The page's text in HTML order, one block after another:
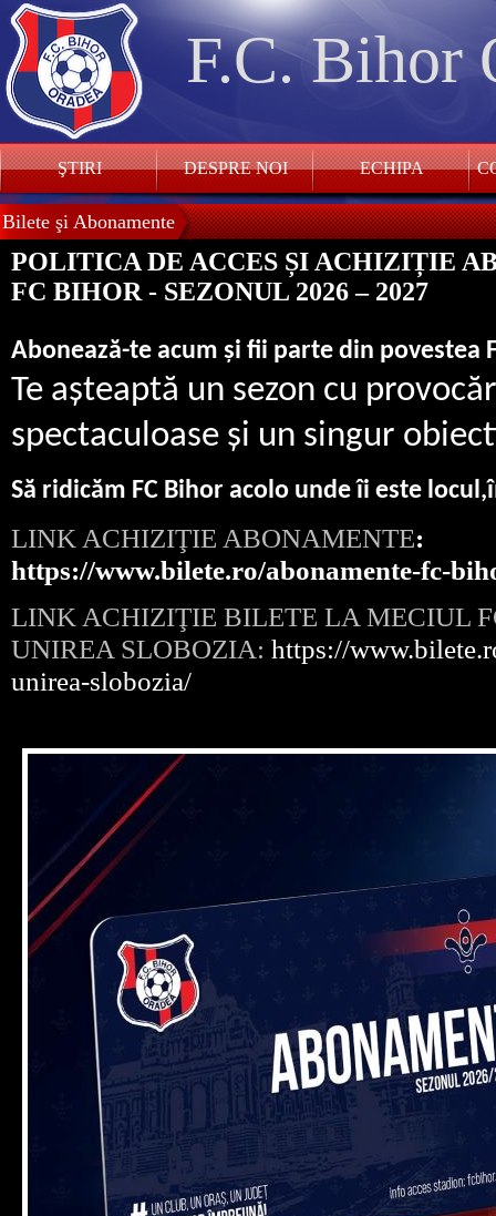
F.C. Bihor
ŞTIRI DESPRE NOI ECHIPA
Bilete şi Abonamente
POLITICA DE ACCES ȘI ACHIZIȚIE
FC BIHOR - SEZONUL 2026 – 2027
Abonează-te acum și fii parte din povestea
Te așteaptă un sezon cu
spectaculoase și un singur
Să ridicăm FC Bihor acolo unde îi este locul,
LINK ACHIZIŢIE ABONAMENTE:
https://www.bilete.ro/abonamente-fc-
LINK ACHIZIŢIE BILETE LA MECIUL
UNIREA SLOBOZIA: https://
unirea-slobozia/